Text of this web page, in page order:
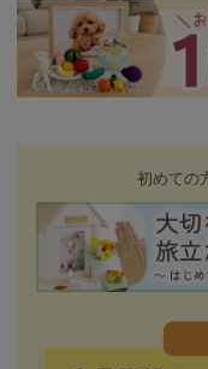
初めての